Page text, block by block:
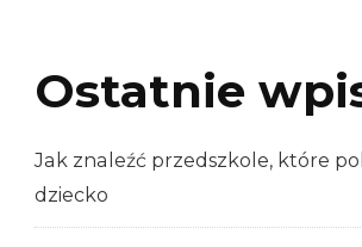
Ostatnie
Jak znaleźć przedszkole, które
dziecko